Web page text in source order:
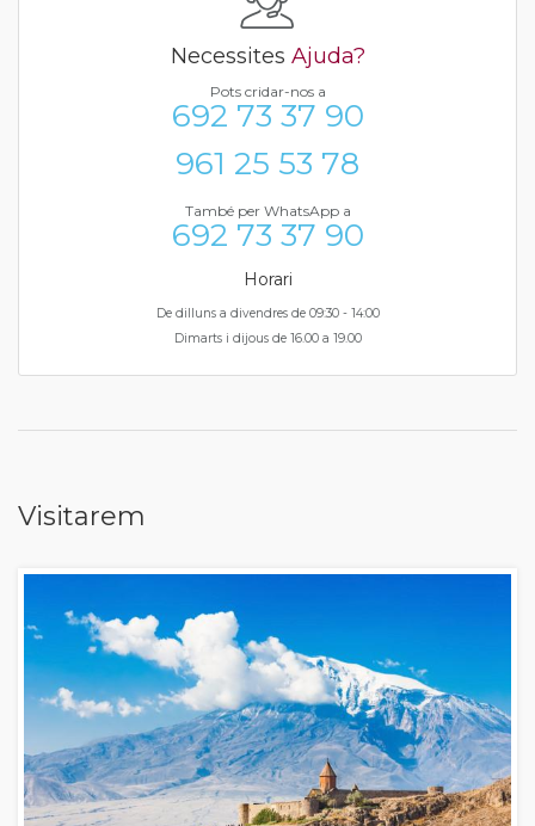
Necessites Ajuda?
Pots cridar-nos a
692 73 37 90
961 25 53 78
També per WhatsApp a
692 73 37 90
Horari
De dilluns a divendres de 09:30 - 14:00
Dimarts i dijous de 16.00 a 19.00
Visitarem